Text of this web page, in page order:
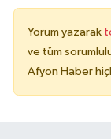
Yorum yazarak
ve tüm
Afyon Haber